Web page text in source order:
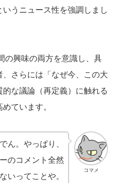
うニュース性を強調しまし
の興味の両方を意識し、具
さらには「なぜ今、この大
な議論（再定義）に触れる
ています。
コマメ
ん。やっぱり、
のコメント全然
いってことや。